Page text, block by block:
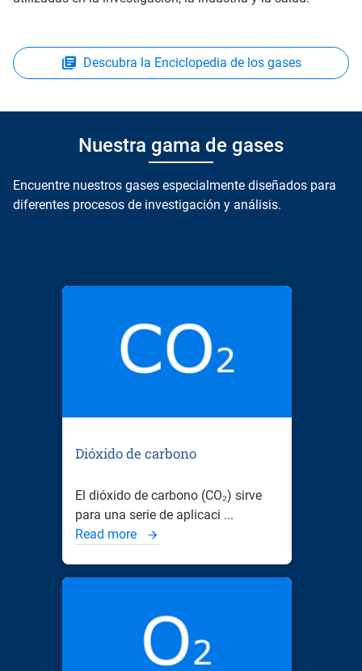
Descubra la Enciclopedia de los gases
Nuestra gama de gases
Encuentre nuestros gases especialmente diseñados para
diferentes procesos de investigación y análisis.
Dióxido de carbono
El dióxido de carbono (CO₂) sirve
para una serie de aplicaci ...
Read more